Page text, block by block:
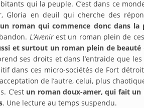
qui la peuple. C’est dans ce
Gloria en deuil qui cherche des
un roman qui commence donc dans la
L’Avenirest un roman plein de
et surtout un roman plein de beauté
ses droits et dans l’entraide que
dans ces micro-sociétés de Fort
de l’autre, celui, plus
C’estun roman doux-amer, qui fait un
. Une lecture au temps suspendu.